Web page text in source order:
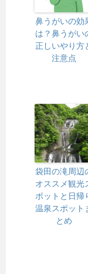
鼻うがいの効
は？鼻うがい
正しいやり方
注意点
袋田の滝周辺
オススメ観光
ポットと日帰
温泉スポット
とめ